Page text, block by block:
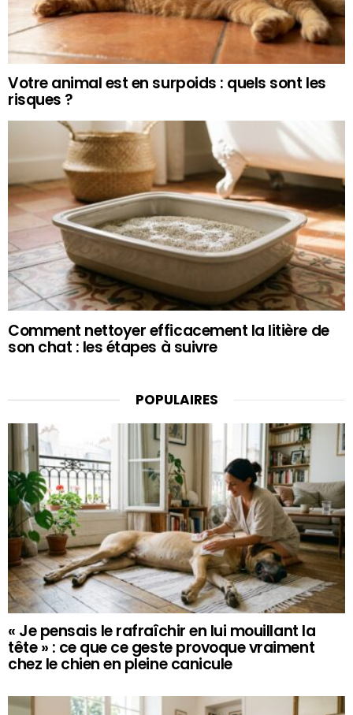
Votre animal est en surpoids : quels sont les
risques ?
Comment nettoyer efficacement la litière de
son chat : les étapes à suivre
POPULAIRES
« Je pensais le rafraîchir en lui mouillant la
tête » : ce que ce geste provoque vraiment
chez le chien en pleine canicule